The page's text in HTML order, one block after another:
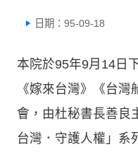
日期：95-09-18
本院於95年9月14日
《嫁來台灣》《台
會，由杜秘書長善良
台灣．守護人權」系